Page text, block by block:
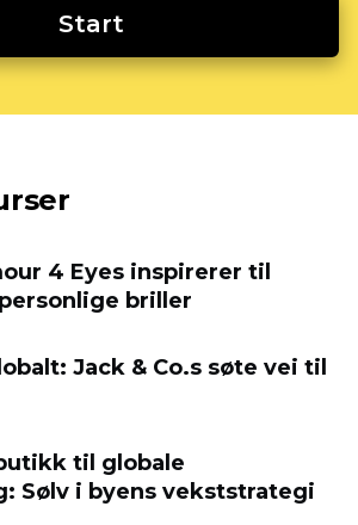
Start
4 Eyes inspirerer til
briller
Jack & Co.s søte vei til
til globale
Sølv i byens vekststrategi